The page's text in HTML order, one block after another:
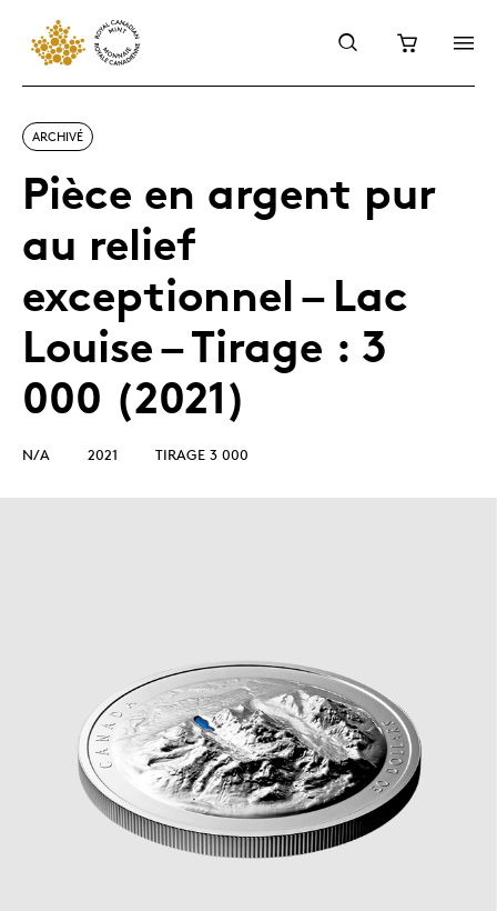
ARCHIVÉ
Pièce en argent pur
au relief
exceptionnel – Lac
Louise – Tirage : 3
000 (2021)
N/A 2021 TIRAGE 3 000